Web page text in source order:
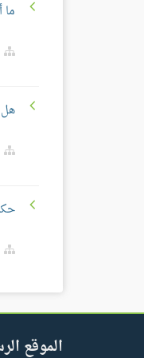
الموقع